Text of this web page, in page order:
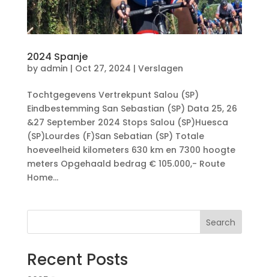
2024 Spanje
by admin | Oct 27, 2024 | Verslagen
Tochtgegevens Vertrekpunt Salou (SP)
Eindbestemming San Sebastian (SP) Data 25, 26
&27 September 2024 Stops Salou (SP)Huesca
(SP)Lourdes (F)San Sebatian (SP) Totale
hoeveelheid kilometers 630 km en 7300 hoogte
meters Opgehaald bedrag € 105.000,- Route
Home...
Search
Recent Posts